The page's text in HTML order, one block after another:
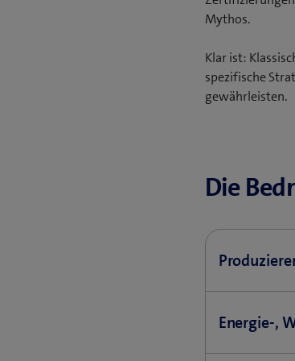
Mythos.
Klar ist:
spezifische
gewährleisten.
Die
Energie-,